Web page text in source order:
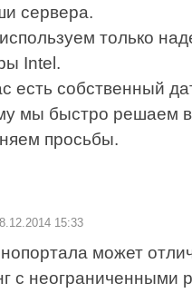
сервера.
только
Intel.
есть собственный
мы быстро решаем
просьбы.
15:33
может
c неограниченными